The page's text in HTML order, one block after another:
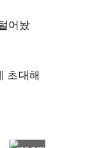
어놨
초대해